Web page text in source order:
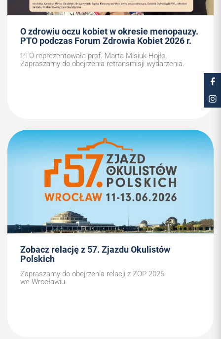
O zdrowiu oczu kobiet w okresie menopauzy.
PTO podczas Forum Zdrowia Kobiet 2026 r.
PTO reprezentowała prof. Marta Misiuk-Hojło.
Zapraszamy do obejrzenia retransmisji wydarzenia.
Zobacz relację z 57. Zjazdu Okulistów
Polskich
Zapraszamy do obejrzenia relacji z ZOP 2026
we Wrocławiu.